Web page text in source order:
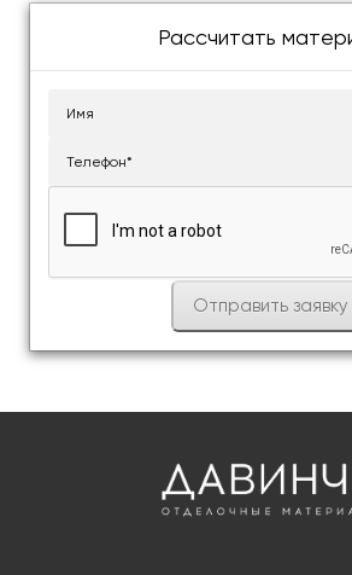
Рассчитать